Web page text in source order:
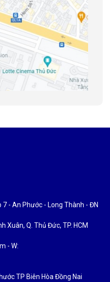
7 - An Phước - Long Thành - ĐN
Xuân, Q. Thủ Đức, TP. HCM
- W:
TP Biên Hòa Đồng Nai